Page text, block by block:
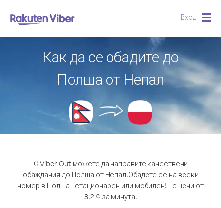
Вход
Как да се обадите до
Полша от Непал
С Viber Out можете да направите качествени
обаждания до Полша от Непал.Обадете се на всеки
номер в Полша - стационарен или мобилен! - с цени от
3.2 ¢ за минута.